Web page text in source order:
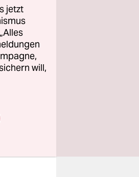
jetzt
will,